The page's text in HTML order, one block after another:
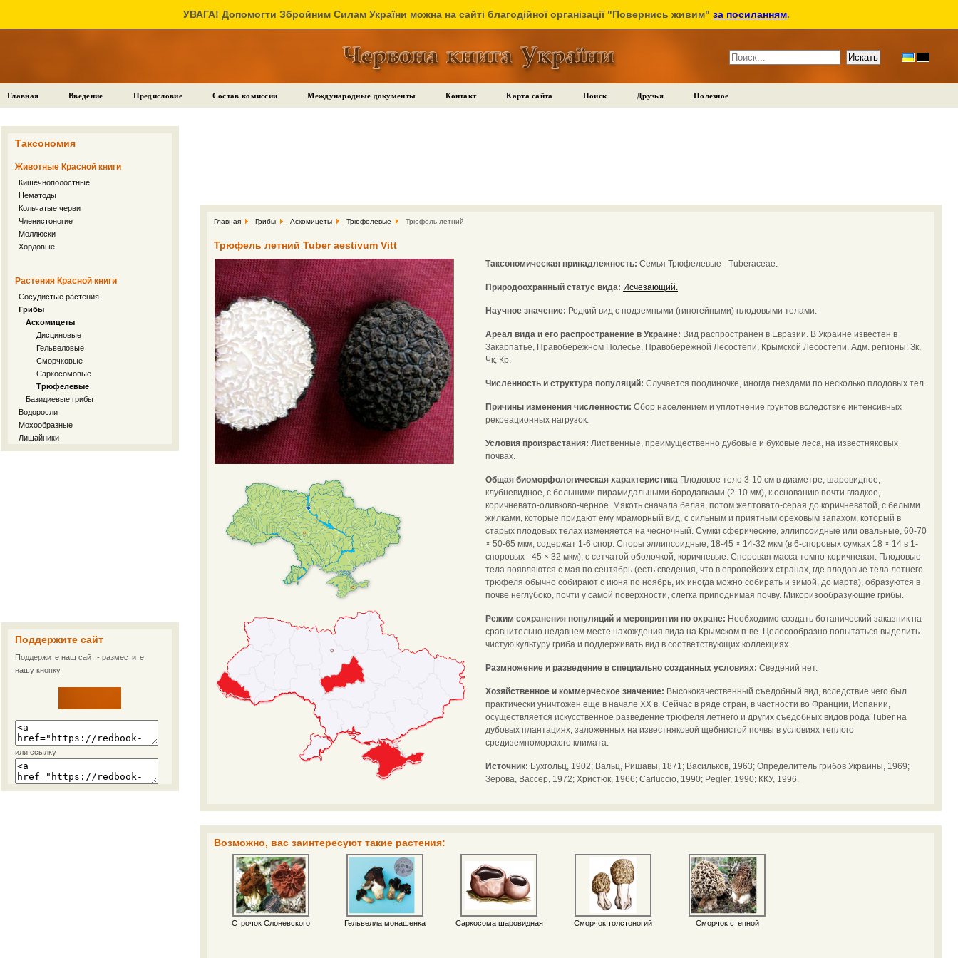
УВАГА! Допомогти Збройним Силам України можна на сайті благодійної організації "Повернись живим" за посиланням.
Главная Введение Предисловие Состав комиссии Международные документы Контакт Карта сайта Поиск Друзья Полезное
Таксономия
Животные Красной книги
Кишечнополостные
Нематоды
Кольчатые черви
Членистоногие
Моллюски
Хордовые
Растения Красной книги
Сосудистые растения
Грибы
Аскомицеты
Дисциновые
Гельвеловые
Сморчковые
Саркосомовые
Трюфелевые
Базидиевые грибы
Водоросли
Мохообразные
Лишайники
Поддержите сайт
Поддержите наш сайт - разместите
нашу кнопку
или ссылку
Главная Грибы Аскомицеты Трюфелевые Трюфель летний
Трюфель летний Tuber aestivum Vitt
Таксономическая принадлежность: Семья Трюфелевые - Tuberaceae.
Природоохранный статус вида: Исчезающий.
Научное значение: Редкий вид с подземными (гипогейными) плодовыми телами.
Ареал вида и его распространение в Украине: Вид распространен в Евразии. В Украине известен в
Закарпатье, Правобережном Полесье, Правобережной Лесостепи, Крымской Лесостепи. Адм. регионы: Зк,
Чк, Кр.
Численность и структура популяций: Случается поодиночке, иногда гнездами по несколько плодовых тел.
Причины изменения численности: Сбор населением и уплотнение грунтов вследствие интенсивных
рекреационных нагрузок.
Условия произрастания: Лиственные, преимущественно дубовые и буковые леса, на известняковых
почвах.
Общая биоморфологическая характеристика Плодовое тело 3-10 см в диаметре, шаровидное,
клубневидное, с большими пирамидальными бородавками (2-10 мм), к основанию почти гладкое,
коричневато-оливково-черное. Мякоть сначала белая, потом желтовато-серая до коричневатой, с белыми
жилками, которые придают ему мраморный вид, с сильным и приятным ореховым запахом, который в
старых плодовых телах изменяется на чесночный. Сумки сферические, эллипсоидные или овальные, 60-70
× 50-65 мкм, содержат 1-6 спор. Споры эллипсоидные, 18-45 × 14-32 мкм (в 6-споровых сумках 18 × 14 в 1-
споровых - 45 × 32 мкм), с сетчатой ​​оболочкой, коричневые. Споровая масса темно-коричневая. Плодовые
тела появляются с мая по сентябрь (есть сведения, что в европейских странах, где плодовые тела летнего
трюфеля обычно собирают с июня по ноябрь, их иногда можно собирать и зимой, до марта), образуются в
почве неглубоко, почти у самой поверхности, слегка приподнимая почву. Микоризообразующие грибы.
Режим сохранения популяций и мероприятия по охране: Необходимо создать ботанический заказник на
сравнительно недавнем месте нахождения вида на Крымском п-ве. Целесообразно попытаться выделить
чистую культуру гриба и поддерживать вид в соответствующих коллекциях.
Размножение и разведение в специально созданных условиях: Сведений нет.
Хозяйственное и коммерческое значение: Высококачественный съедобный вид, вследствие чего был
практически уничтожен еще в начале XX в. Сейчас в ряде стран, в частности во Франции, Испании,
осуществляется искусственное разведение трюфеля летнего и других съедобных видов рода Tuber на
дубовых плантациях, заложенных на известняковой щебнистой почвы в условиях теплого
средиземноморского климата.
Источник: Бухгольц, 1902; Вальц, Ришавы, 1871; Васильков, 1963; Определитель грибов Украины, 1969;
Зерова, Вассер, 1972; Христюк, 1966; Carluccio, 1990; Pegler, 1990; ККУ, 1996.
Возможно, вас заинтересуют такие растения:
Строчок Слоневского Гельвелла монашенка Саркосома шаровидная Сморчок толстоногий Сморчок степной